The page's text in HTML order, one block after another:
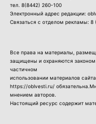
тел. 8(8442) 260-100
Электронный адрес редакции:
Связаться с отделом рекламы: 8
Все права на материалы,
защищены и охраняются
частичном
использовании материалов
https://oblvesti.ru/
мнением авторов.
Настоящий ресурс содержит